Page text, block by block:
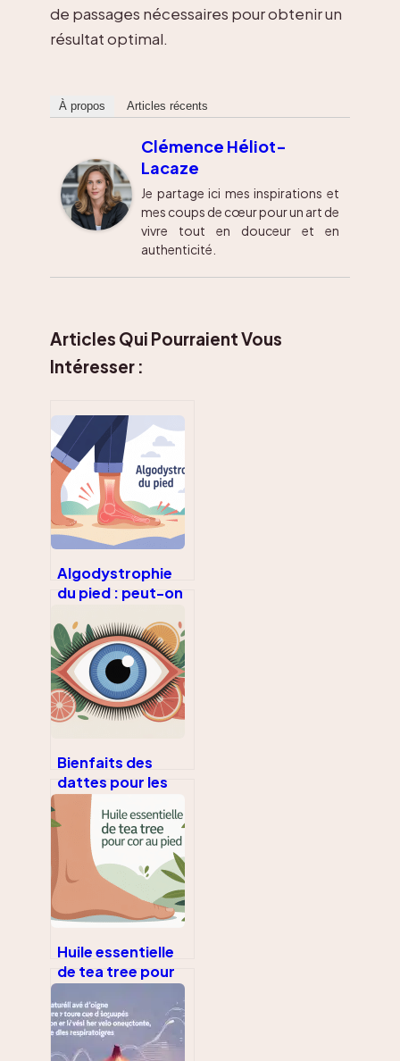
de passages nécessaires pour obtenir un
résultat optimal.
À propos Articles récents
Clémence Héliot-
Lacaze
Je partage ici mes inspirations et
mes coups de cœur pour un art de
vivre tout en douceur et en
authenticité.
Articles Qui Pourraient Vous
Intéresser :
Algodystrophie
du pied : peut-on
aggraver la
douleur ?
Bienfaits des
dattes pour les
yeux : ce qu’il faut
vraiment savoir
Huile essentielle
de tea tree pour
mode d’emploi
efficace et
sécurisé